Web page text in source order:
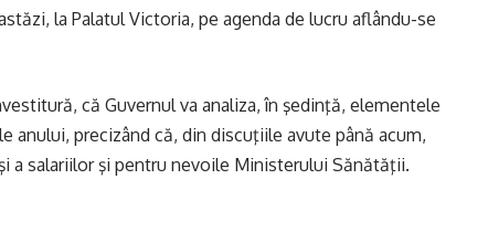
la Palatul Victoria, pe agenda de lucru aflându-se
că Guvernul va analiza, în şedinţă, elementele
anului, precizând că, din discuţiile avute până acum,
a salariilor şi pentru nevoile Ministerului Sănătăţii.